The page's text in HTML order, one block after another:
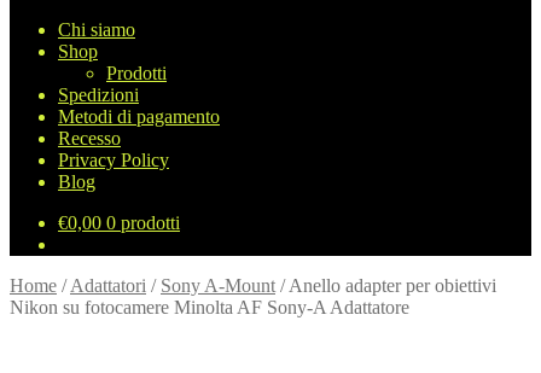
Chi siamo
Shop
Prodotti
Spedizioni
Metodi di pagamento
Recesso
Privacy Policy
Blog
€0,00 0 prodotti
Home /Adattatori / Sony A-Mount /Anello adapter per obiettivi
Nikon su fotocamere Minolta AF Sony-A Adattatore